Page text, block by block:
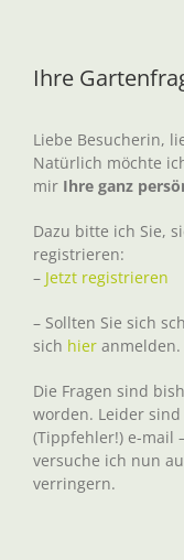
Ihre
Liebe Besucherin,
Natürlich möchte
mir Ihre ganz
Dazu bitte ich Sie,
registrieren:
– Jetzt registrieren
– Sollten Sie sich
sich hier anmelden.
Die Fragen sind
worden. Leider
(Tippfehler!) e-mail
versuche ich nun
verringern.